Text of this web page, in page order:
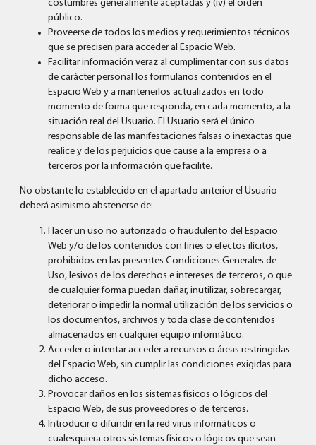
costumbres generalmente aceptadas y (iv) el orden
público.
Proveerse de todos los medios y requerimientos técnicos
que se precisen para acceder al Espacio Web.
Facilitar información veraz al cumplimentar con sus datos
de carácter personal los formularios contenidos en el
Espacio Web y a mantenerlos actualizados en todo
momento de forma que responda, en cada momento, a la
situación real del Usuario. El Usuario será el único
responsable de las manifestaciones falsas o inexactas que
realice y de los perjuicios que cause a la empresa o a
terceros por la información que facilite.
No obstante lo establecido en el apartado anterior el Usuario
deberá asimismo abstenerse de:
Hacer un uso no autorizado o fraudulento del Espacio
Web y/o de los contenidos con fines o efectos ilícitos,
prohibidos en las presentes Condiciones Generales de
Uso, lesivos de los derechos e intereses de terceros, o que
de cualquier forma puedan dañar, inutilizar, sobrecargar,
deteriorar o impedir la normal utilización de los servicios o
los documentos, archivos y toda clase de contenidos
almacenados en cualquier equipo informático.
Acceder o intentar acceder a recursos o áreas restringidas
del Espacio Web, sin cumplir las condiciones exigidas para
dicho acceso.
Provocar daños en los sistemas físicos o lógicos del
Espacio Web, de sus proveedores o de terceros.
Introducir o difundir en la red virus informáticos o
cualesquiera otros sistemas físicos o lógicos que sean